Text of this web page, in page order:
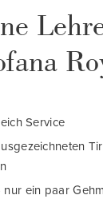
Service
nur ein paar